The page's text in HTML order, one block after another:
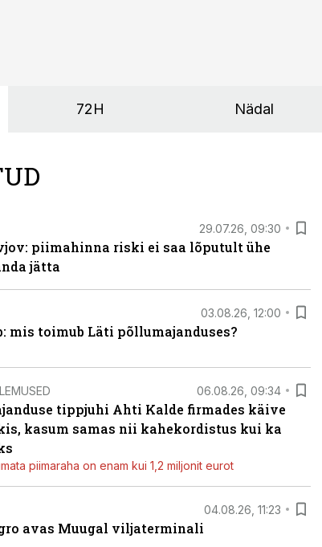
72H Nädal
29.07.26, 09:30
piimahinna riski ei saa lõputult ühe
jätta
03.08.26, 12:00
mis toimub Läti põllumajanduses?
06.08.26, 09:34
tippjuhi Ahti Kalde firmades käive
kasum samas nii kahekordistus kui ka
piimaraha on enam kui 1,2 miljonit eurot
04.08.26, 11:23
avas Muugal viljaterminali